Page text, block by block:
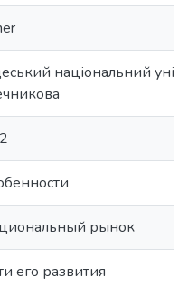
національний
рынок
его развития